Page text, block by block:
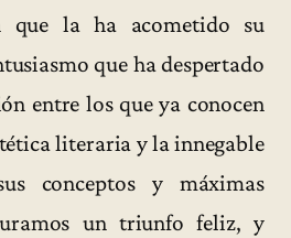
que la ha acometido su
que ha despertado
entre los que ya conocen
literaria y la innegable
conceptos y máximas
un triunfo feliz, y